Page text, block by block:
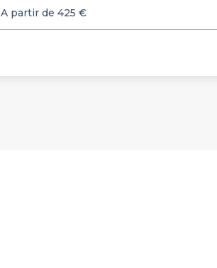
A partir de 425 €